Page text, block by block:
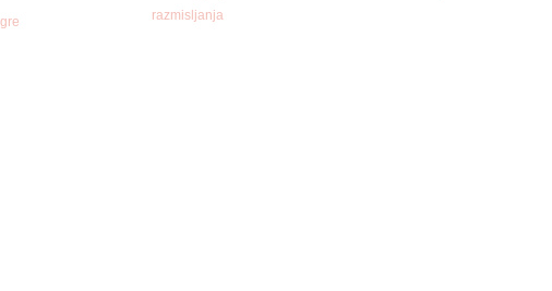
razmisljanja